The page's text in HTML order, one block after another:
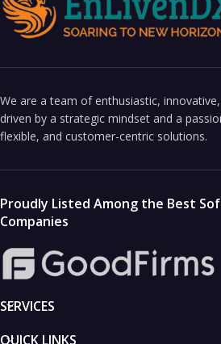
We are a team of enthusiastic,
driven by a strategic mindset and a
flexible, and customer-centric solutions.
Proudly Listed Among the Best
Companies
SERVICES
QUICK LINKS